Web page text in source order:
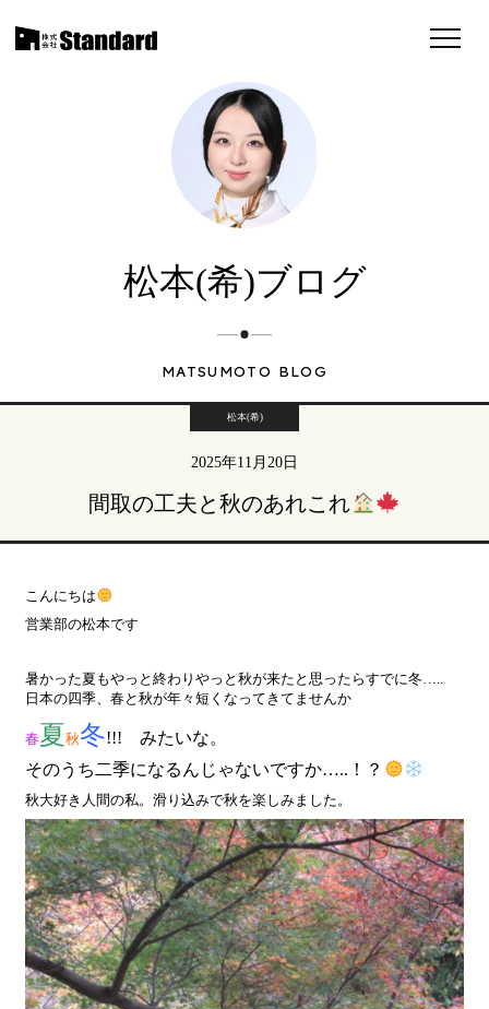
松本(希)ブログ
MATSUMOTO BLOG
松本(希)
2025年11月20日
間取の工夫と秋のあれこれ
こんにちは
営業部の松本です
暑かった夏もやっと終わりやっと秋が来たと思ったらすでに冬…..
日本の四季、春と秋が年々短くなってきてませんか
春夏秋冬!!! みたいな。
そのうち二季になるんじゃないですか…..！？
秋大好き人間の私。滑り込みで秋を楽しみました。